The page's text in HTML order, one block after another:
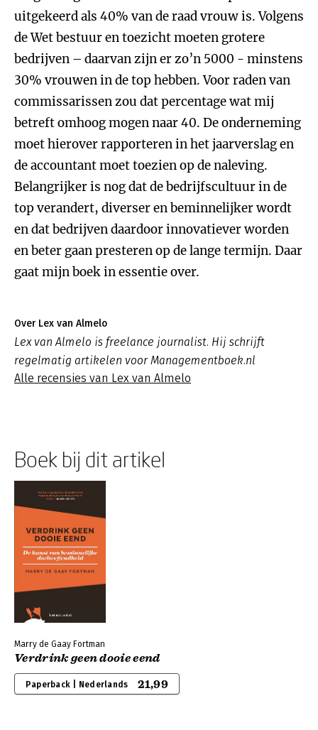
uitgekeerd als 40% van de raad vrouw is. Volgens
de Wet bestuur en toezicht moeten grotere
bedrijven – daarvan zijn er zo’n 5000 - minstens
30% vrouwen in de top hebben. Voor raden van
commissarissen zou dat percentage wat mij
betreft omhoog mogen naar 40. De onderneming
moet hierover rapporteren in het jaarverslag en
de accountant moet toezien op de naleving.
Belangrijker is nog dat de bedrijfscultuur in de
top verandert, diverser en beminnelijker wordt
en dat bedrijven daardoor innovatiever worden
en beter gaan presteren op de lange termijn. Daar
gaat mijn boek in essentie over.
Over Lex van Almelo
Lex van Almelo is freelance journalist. Hij schrijft
regelmatig artikelen voor Managementboek.nl
Alle recensies van Lex van Almelo
Boek bij dit artikel
Marry de Gaay Fortman
Verdrink geen dooie eend
Paperback | Nederlands 21,99